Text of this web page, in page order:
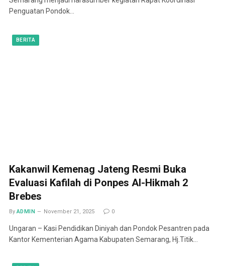
Penguatan Pondok…
BERITA
Kakanwil Kemenag Jateng Resmi Buka
Evaluasi Kafilah di Ponpes Al-Hikmah 2
Brebes
By ADMIN November 21, 2025 0
Ungaran – Kasi Pendidikan Diniyah dan Pondok Pesantren pada
Kantor Kementerian Agama Kabupaten Semarang, Hj.Titik…